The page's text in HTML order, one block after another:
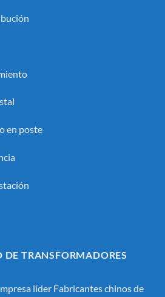
en poste
TRANSFORMADORES
líder Fabricantes chinos de